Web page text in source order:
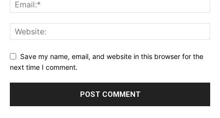
Save my name, email, and website in this browser for the
next time I comment.